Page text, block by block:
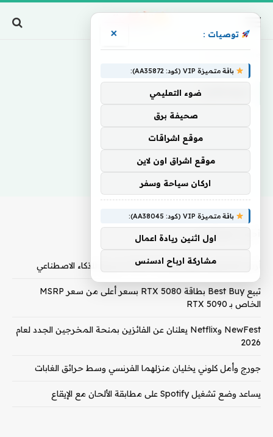
أحدث المقالات
أرض المعارض تطلق أول قناة FAST حصرية للذكاء الاصطناعي
تبيع Best Buy بطاقة RTX 5080 بسعر أعلى من سعر MSRP
الخاص بـ RTX 5090
NewFest وNetflix يعلنان عن الفائزين بمنحة المخرجين الجدد لعام
2026
جورج وأمل كلوني يخليان منزلهما الفرنسي وسط حرائق الغابات
يساعد وضع تشغيل Spotify على مطابقة الألحان مع الإيقاع
توصيات : ×
باقة متميزة VIP (كود: AA35872):
ضوء التعليمي
صحيفة برق
موقع اشراقات
موقع اشراق اون لاين
اركان سياحة وسفر
باقة متميزة VIP (كود: AA38045):
اول اثنين ريادة اعمال
مشاركة ارباح ادسنس